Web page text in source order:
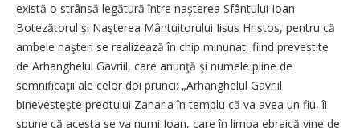
există o strânsă legătură între naşterea Sfântului Ioan
Botezătorul şi Naşterea Mântuitorului Iisus Hristos, pentru că
ambele naşteri se realizează în chip minunat, fiind prevestite
de Arhanghelul Gavriil, care anunţă şi numele pline de
semnificaţii ale celor doi prunci: „Arhanghelul Gavriil
binevesteşte preotului Zaharia în templu că va avea un fiu, îi
spune că acesta se va numi Ioan, care în limba ebraică vine de